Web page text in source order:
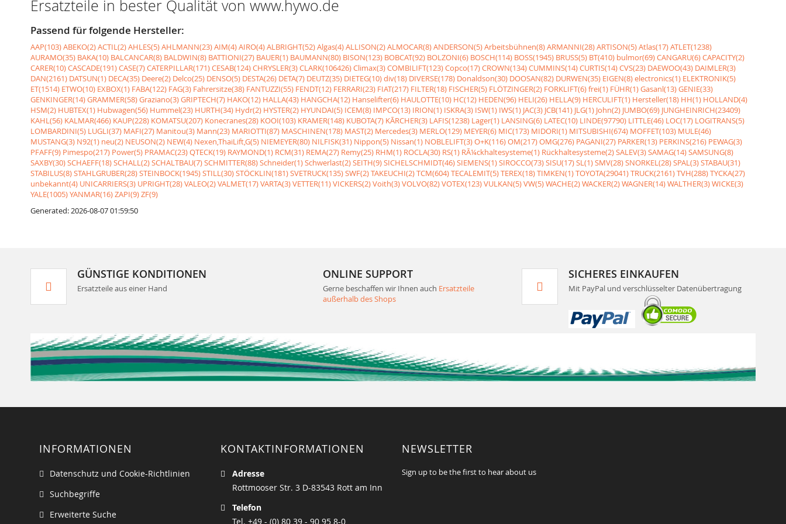
Ersatzteile in bester Qualität von www.hywo.de
Passend für folgende Hersteller:
AAP(103)ABEKO(2)ACTIL(2)AHLES(5)AHLMANN(23)AIM(4)AIRO(4)ALBRIGHT(52)Algas(4)ALLISON(2)ALMOCAR(8)ANDERSON(5)Arbeitsbühnen(8)ARMANNI(28)ARTISON(5)Atlas(17)ATLET(1238)
AURAMO(35) BAKA(10) BALCANCAR(8) BALDWIN(8) BATTIONI(27) BAUER(1) BAUMANN(80) BISON(123) BOBCAT(92) BOLZONI(6) BOSCH(114) BOSS(1945) BRUSS(5) BT(410) bulmor(69)CANGARU(6)CAPACITY(2)
CARER(10)CASCADE(191)CASE(7)CATERPILLAR(171)CESAB(124)CHRYSLER(3)CLARK(106426)Climax(3)COMBILIFT(123)Copco(17)CROWN(134)CUMMINS(14)CURTIS(14)CVS(23) DAEWOO(43) DAIMLER(3)
DAN(2161) DATSUN(1) DECA(35) Deere(2) Delco(25) DENSO(5) DESTA(26) DETA(7) DEUTZ(35) DIETEG(10)div(18) DIVERSE(178) Donaldson(30) DOOSAN(82) DURWEN(35) EIGEN(8)electronics(1) ELEKTRONIK(5)
ET(1514) ETWO(10) EXBOX(1) FABA(122) FAG(3) Fahrersitze(38) FANTUZZI(55) FENDT(12) FERRARI(23) FIAT(217) FILTER(18) FISCHER(5) FLÖTZINGER(2) FORKLIFT(6)frei(1) FÜHR(1)Gasanl(13)GENIE(33)
GENKINGER(14)GRAMMER(58)Graziano(3)GRIPTECH(7) HAKO(12) HALLA(43) HANGCHA(12) Hanselifter(6) HAULOTTE(10) HC(12) HEDEN(96) HELI(26) HELLA(9) HERCULIFT(1) Hersteller(18) HH(1) HOLLAND(4)
HSM(2) HUBTEX(1) Hubwagen(56) Hummel(23) HURTH(34) Hydr(2) HYSTER(2) HYUNDAI(5) ICEM(8) IMPCO(13) IRION(1) ISKRA(3) ISW(1) IWS(1) JAC(3) JCB(141) JLG(1) John(2) JUMBO(69) JUNGHEINRICH(23409)
KAHL(56) KALMAR(466) KAUP(228) KOMATSU(207) Konecranes(28) KOOI(103) KRAMER(148) KUBOTA(7) KÃRCHER(3) LAFIS(1238) Lager(1) LANSING(6) LATEC(10) LINDE(97790) LITTLE(46) LOC(17) LOGITRANS(5)
LOMBARDINI(5) LUGLI(37) MAFI(27) Manitou(3) Mann(23) MARIOTTI(87) MASCHINEN(178) MAST(2) Mercedes(3) MERLO(129) MEYER(6) MIC(173) MIDORI(1) MITSUBISHI(674) MOFFET(103) MULE(46)
MUSTANG(3) N92(1) neu(2) NEUSON(2) NEW(4) Nexen,ThaiLift,G(5) NIEMEYER(80) NILFISK(31) Nippon(5) Nissan(1) NOBLELIFT(3)O+K(116)OM(217)OMG(276) PAGANI(27) PARKER(13) PERKINS(216) PEWAG(3)
PFAFF(9) Pimespo(217) Power(5) PRAMAC(23)QTECK(19) RAYMOND(1) RCM(31) REMA(27) Remy(25) RHM(1) ROCLA(30) RS(1) RÃ¼ckhaltesysteme(1) Rückhaltesysteme(2)SALEV(3)SAMAG(14)SAMSUNG(8)
SAXBY(30)SCHAEFF(18)SCHALL(2)SCHALTBAU(7)SCHMITTER(88)Schneider(1)Schwerlast(2)SEITH(9)SICHELSCHMIDT(46)SIEMENS(1)SIROCCO(73)SISU(17)SL(1)SMV(28)SNORKEL(28)SPAL(3)STABAU(31)
STABILUS(8)STAHLGRUBER(28)STEINBOCK(1945)STILL(30)STÖCKLIN(181)SVETRUCK(135)SWF(2)TAKEUCHI(2)TCM(604)TECALEMIT(5)TEREX(18)TIMKEN(1)TOYOTA(29041)TRUCK(2161)TVH(288)TYCKA(27)
unbekannt(4) UNICARRIERS(3) UPRIGHT(28)VALEO(2)VALMET(17)VARTA(3)VETTER(11)VICKERS(2)Voith(3)VOLVO(82)VOTEX(123)VULKAN(5)VW(5)WACHE(2)WACKER(2)WAGNER(14)WALTHER(3)WICKE(3)
YALE(1005)YANMAR(16)ZAPI(9)ZF(9)
Generated: 2026-08-07 01:59:50
GÜNSTIGE KONDITIONEN
Ersatzteile aus einer Hand
ONLINE SUPPORT
Gerne beschaffen wir Ihnen auch Ersatzteile
außerhalb des Shops
SICHERES EINKAUFEN
Mit PayPal und verschlüsselter Datenübertragung
INFORMATIONEN
Datenschutz und Cookie-Richtlinien
Suchbegriffe
Erweiterte Suche
KONTAKTINFORMATIONEN
Adresse
Rottmooser Str. 3 D-83543 Rott am Inn
Telefon
Tel. +49 - (0) 80 39 - 90 95 8-0
NEWSLETTER
Sign up to be the first to hear about us